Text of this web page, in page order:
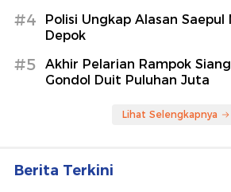
#4
Polisi Ungkap Alasan
Depok
#5
Akhir Pelarian Rampok
Gondol Duit Puluhan Juta
Lihat Selengkapnya
Berita Terkini